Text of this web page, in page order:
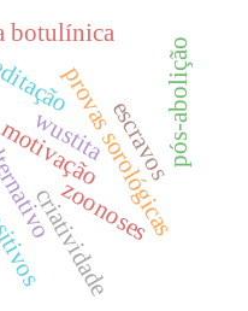
criatividade
zoonoses
provas sorológicas
wustita
botulínica
escravospós-abolição